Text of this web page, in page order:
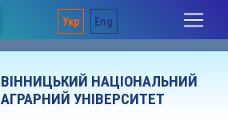
Укр Eng
ВІННИЦЬКИЙ НАЦІОНАЛЬНИЙ
АГРАРНИЙ УНІВЕРСИТЕТ